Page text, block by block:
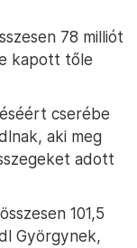
78 milliót
kapott tőle
cserébe
aki meg
adott
101,5
Györgynek,